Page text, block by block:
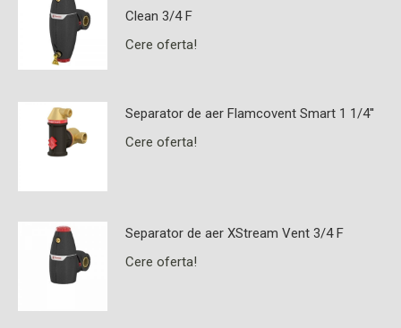
Clean 3/4 F
Cere oferta!
Separator de aer Flamcovent Smart 1 1/4''
Cere oferta!
Separator de aer XStream Vent 3/4 F
Cere oferta!